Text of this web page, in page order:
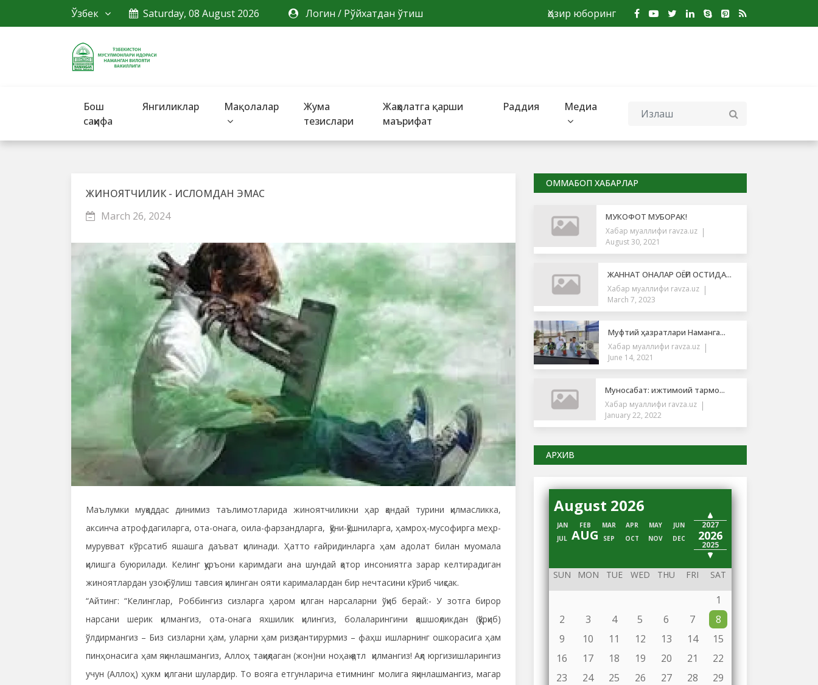
Ўзбек Saturday, 08 August 2026 Логин / Рўйхатдан ўтиш Ҳозир юборинг
Бош
саҳифа
Янгиликлар Мақолалар
Жума
тезислари
Жаҳолатга қарши
маърифат
Раддия Медиа
ЖИНОЯТЧИЛИК - ИСЛОМДАН ЭМАС
March 26, 2024
Маълумки муқаддас динимиз таълимотларида жиноятчиликни ҳар қандай турини қилмасликка,
аксинча атрофдагиларга, ота-онага, оила-фарзандларга, қўни-қўшниларга, ҳамроҳ-мусофирга меҳр-
мурувват кўрсатиб яшашга даъват қилинади. Ҳатто ғайридинларга ҳам адолат билан муомала
қилишга буюрилади. Келинг қуръони каримдаги ана шундай қатор инсониятга зарар келтирадиган
жиноятлардан узоқ бўлиш тавсия қилинган ояти карималардан бир нечтасини кўриб чиқсак.
“Айтинг: “Келинглар, Роббингиз сизларга ҳаром қилган нарсаларни ўқиб берай:- У зотга бирор
нарсани шерик қилмангиз, ота-онага яхшилик қилингиз, болаларингини қашшоқликдан (қўрқиб)
ўлдирмангиз – Биз сизларни ҳам, уларни ҳам ризқлантирурмиз – фаҳш ишларнинг ошкорасига ҳам
пинҳонасига ҳам яқинлашмангиз, Аллоҳ тақиқлаган (жон)ни ноҳақ қатл қилмангиз! Ақл юргизишларингиз
учун (Аллоҳ) ҳукм қилгани шулардир. То вояга етгунларича етимнинг молига яқинлашмангиз, магар
ОММАБОП ХАБАРЛАР
МУКОФОТ МУБОРАК!
Хабар муаллифи ravza.uz
August 30, 2021
ЖАННАТ ОНАЛАР ОЁҒИ ОСТИДА...
Хабар муаллифи ravza.uz
March 7, 2023
Муфтий ҳазратлари Наманга...
Хабар муаллифи ravza.uz
June 14, 2021
Муносабат: ижтимоий тармо...
Хабар муаллифи ravza.uz
January 22, 2022
АРХИВ
August 2026
2028
2027
2026
2025
2024
JAN FEB MAR APR MAY
JUN
JUL AUG SEP OCT NOV DEC
SUN MON TUE WED THU FRI SAT
1
2
3 4 5 6 7
8
9
10 11 12 13 14
15
16
17 18 19 20 21
22
23
24 25 26 27 28
29